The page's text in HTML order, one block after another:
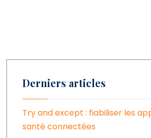
Derniers articles
Try and except : fiabiliser les
santé connectées